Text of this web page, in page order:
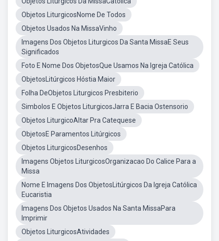
Objetos LiturgicosNome De Todos
Objetos Usados Na MissaVinho
Imagens Dos Objetos Liturgicos Da Santa MissaE Seus
Significados
Foto E Nome Dos ObjetosQue Usamos Na Igreja Católica
ObjetosLitúrgicos Hóstia Maior
Folha DeObjetos Liturgicos Presbiterio
Simbolos E Objetos LiturgicosJarra E Bacia Ostensorio
Objetos LiturgicoAltar Pra Catequese
ObjetosE Paramentos Litúrgicos
Objetos LiturgicosDesenhos
Imagens Objetos LiturgicosOrganizacao Do Calice Para a
Missa
Nome E Imagens Dos ObjetosLitúrgicos Da Igreja Católica
Eucaristia
Imagens Dos Objetos Usados Na Santa MissaPara
Imprimir
Objetos LiturgicosAtividades